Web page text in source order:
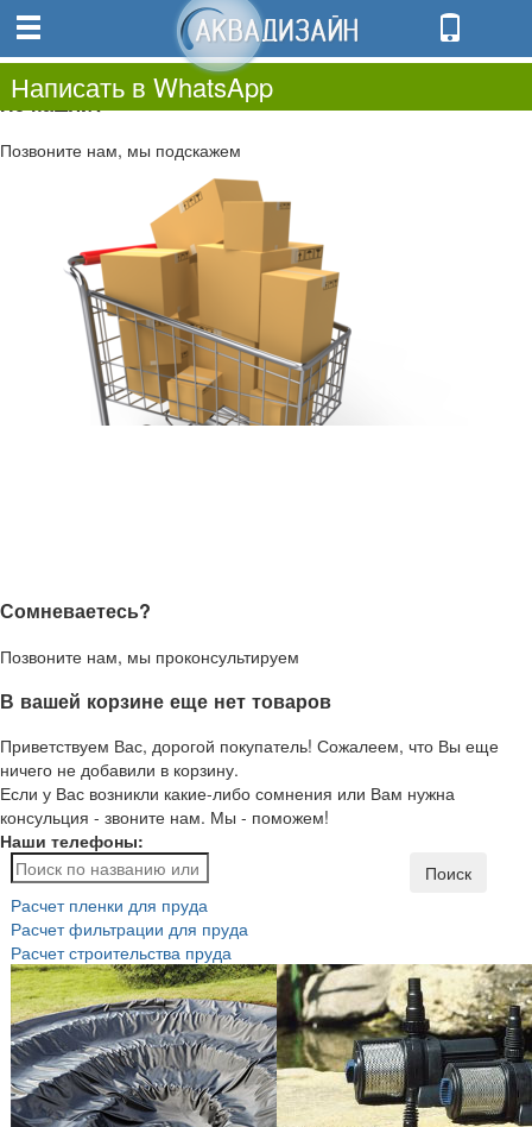
0.00
0
Не нашли?
Позвоните нам, мы подскажем
Сомневаетесь?
Позвоните нам, мы проконсультируем
В вашей корзине еще нет товаров
Приветствуем Вас, дорогой покупатель! Сожалеем, что Вы еще
ничего не добавили в корзину.
Если у Вас возникли какие-либо сомнения или Вам нужна
консульция - звоните нам. Мы - поможем!
Наши телефоны:
Написать в WhatsApp
Поиск
Расчет пленки для пруда
Расчет фильтрации для пруда
Расчет строительства пруда